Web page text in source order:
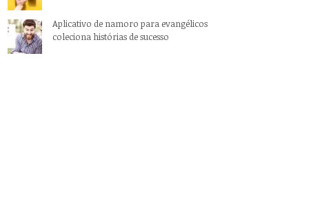
Aplicativo de namoro para evangélicos
coleciona histórias de sucesso